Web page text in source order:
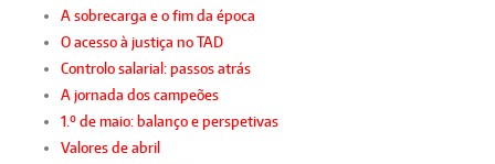
A sobrecarga e o fim da época
O acesso à justiça no TAD
Controlo salarial: passos atrás
A jornada dos campeões
1.º de maio: balanço e perspetivas
Valores de abril